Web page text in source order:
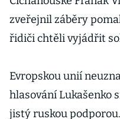
zveřejnil záběry
řidiči chtěli vyjádřit
Evropskou unií
hlasování Lukašenko
jistý ruskou